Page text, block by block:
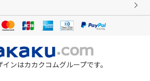
ンはカカクコムグループです。